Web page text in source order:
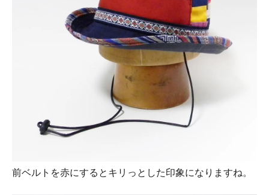
前ベルトを赤にするとキリっとした印象になりますね。